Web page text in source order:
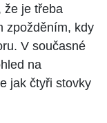
že je třeba
zpožděním, kdy
V současné
na
jak čtyři stovky